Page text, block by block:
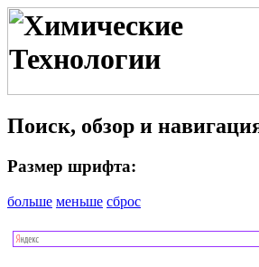
Поиск, обзор и
Размер шрифта:
больше меньше сброс